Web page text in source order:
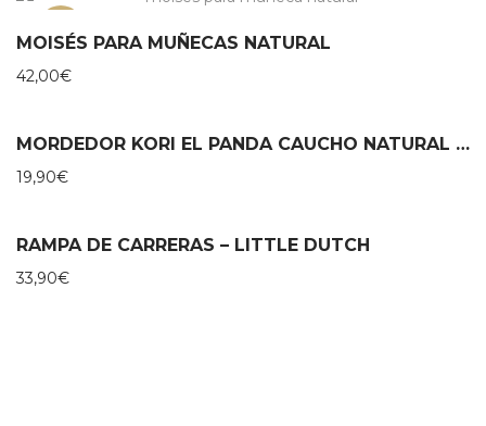
MOISÉS PARA MUÑECAS NATURAL
42,00€
MORDEDOR KORI EL PANDA CAUCHO NATURAL – LANCO
19,90€
RAMPA DE CARRERAS – LITTLE DUTCH
33,90€